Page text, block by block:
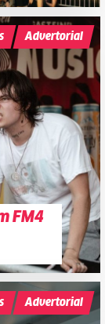
FM4
Advertorial
Advertorial